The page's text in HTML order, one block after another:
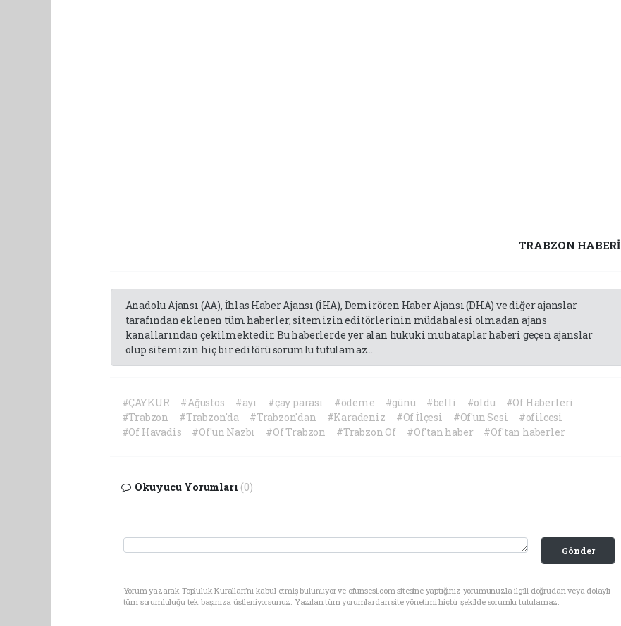
TRABZON HABERİ
Anadolu Ajansı (AA), İhlas Haber Ajansı (İHA), Demirören Haber Ajansı (DHA) ve diğer ajanslar
tarafından eklenen tüm haberler, sitemizin editörlerinin müdahalesi olmadan ajans
kanallarından çekilmektedir. Bu haberlerde yer alan hukuki muhataplar haberi geçen ajanslar
olup sitemizin hiç bir editörü sorumlu tutulamaz...
#ÇAYKUR #Ağustos #ayı #çay parası #ödeme #günü #belli #oldu
#Of Haberleri
#Trabzon
#Trabzon'da #Trabzon'dan #Karadeniz #Of İlçesi #Of'un Sesi
#ofilcesi
#Of Havadis
#Of'un Nazbı #Of Trabzon #Trabzon Of #Of'tan haber #Of'tan haberler
Okuyucu Yorumları (0)
Gönder
Yorum yazarak Topluluk Kuralları’nı kabul etmiş bulunuyor ve ofunsesi.com sitesine yaptığınız yorumunuzla ilgili doğrudan veya dolaylı
tüm sorumluluğu tek başınıza üstleniyorsunuz. Yazılan tüm yorumlardan site yönetimi hiçbir şekilde sorumlu tutulamaz.